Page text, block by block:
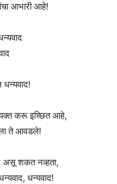
आभारी आहे!
धन्यवाद!
व्यक्त करू इच्छित आहे,
ते आवडले!
असू शकत नव्हता,
धन्यवाद!